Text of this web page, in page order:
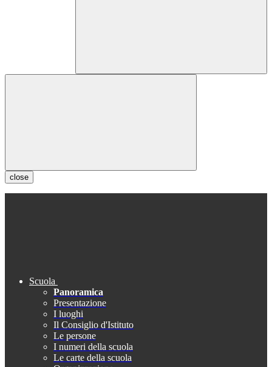
close
Scuola
Panoramica
Presentazione
I luoghi
Il Consiglio d'Istituto
Le persone
I numeri della scuola
Le carte della scuola